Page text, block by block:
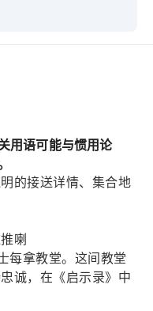
用语可能与惯用论
的接送详情、集合地
喇
每拿教堂。这间教堂
诚，在《启示录》中